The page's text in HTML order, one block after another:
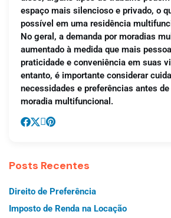
espaço mais silencioso e privado, o
possível em uma residência
No geral, a demanda por moradias
aumentado à medida que mais
praticidade e conveniência em suas
entanto, é importante considerar
necessidades e preferências antes
moradia multifuncional.
Posts Recentes
Direito de Preferência
Imposto de Renda na Locação